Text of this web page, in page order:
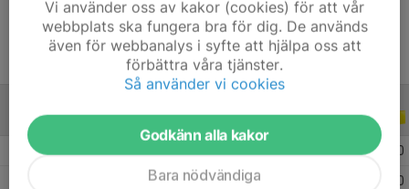
ALLA SERIER ALLA ÅR
2026 0 0
0
Vi använder oss av kakor (cookies) för att vår
webbplats ska fungera bra för dig. De används
även för webbanalys i syfte att hjälpa oss att
förbättra våra tjänster.
Så använder vi cookies
Godkänn alla kakor
Bara nödvändiga